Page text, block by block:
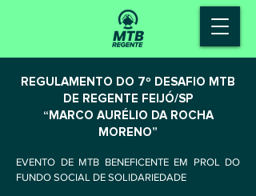
REGULAMENTO DO 7º DESAFIO MTB
DE REGENTE FEIJÓ/SP
“MARCO AURÉLIO DA ROCHA
MORENO”
EVENTO DE MTB BENEFICENTE EM PROL DO
FUNDO SOCIAL DE SOLIDARIEDADE